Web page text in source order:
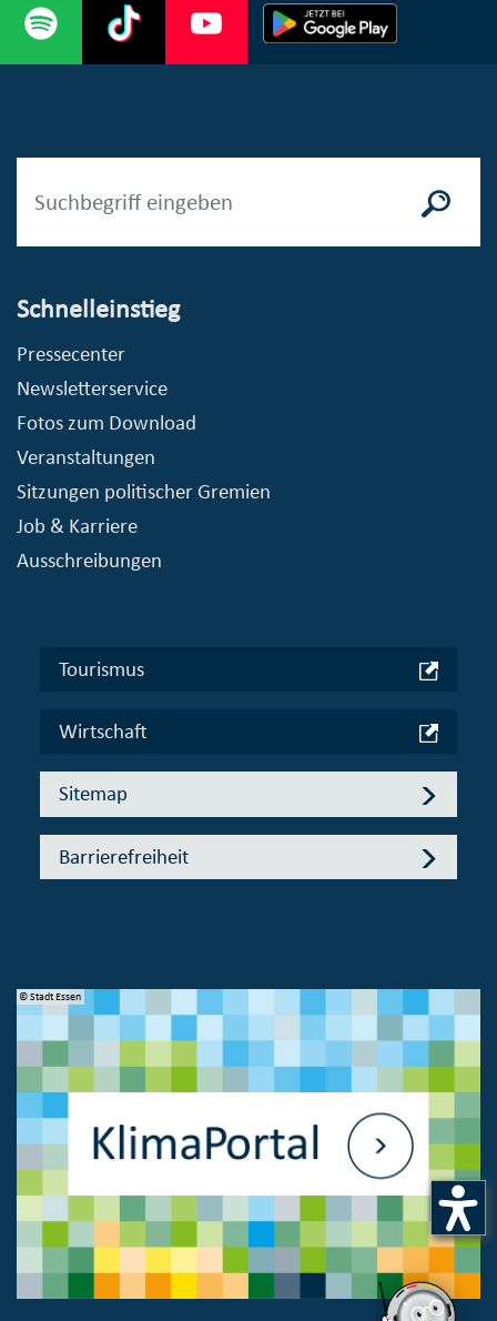
Schnelleinstieg
Pressecenter
Newsletterservice
Fotos zum Download
Veranstaltungen
Sitzungen politischer Gremien
Job & Karriere
Ausschreibungen
Tourismus
Wirtschaft
Sitemap
Barrierefreiheit
© Stadt Essen